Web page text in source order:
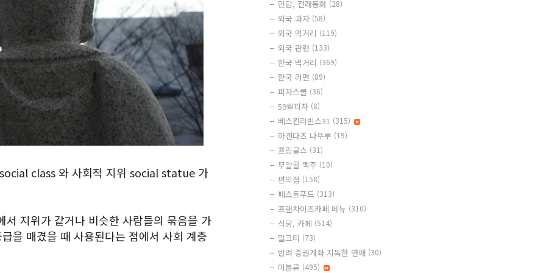
class 와 사회적 지위 social statue 가
지위가 같거나 비슷한 사람들의 묶음을 가
을 매겼을 때 사용된다는 점에서 사회 계층
민담, 전래동화 (28)
외국 과자 (58)
외국 먹거리 (119)
외국 관련 (133)
한국 먹거리 (369)
한국 라면 (89)
피자스쿨 (36)
59쌀피자 (8)
베스킨라빈스31 (315)
하겐다즈 나뚜루 (19)
프링글스 (31)
무알콜 맥주 (10)
편의점 (158)
패스트푸드 (313)
프랜차이즈카페 메뉴 (310)
식당, 카페 (514)
밀크티 (73)
반려 증권계좌 지독한 연애 (30)
미분류 (495)